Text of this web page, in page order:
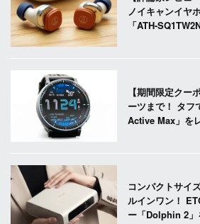
ノイキャンイヤ
「ATH-
【期間限定クー
ーツまで！ タ
Active Max」を
コンパクトサイ
ルインワン！
ー「Dolphin 2」